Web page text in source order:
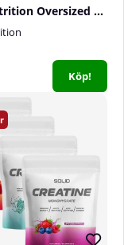
SOLID Nutrition Oversized Tee, grey/black
Köp!